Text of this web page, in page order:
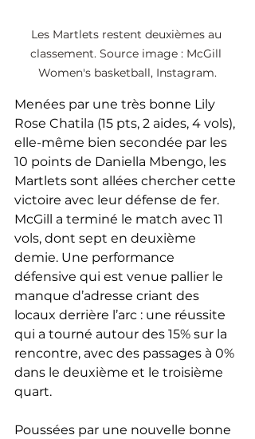
Les Martlets restent deuxièmes au
classement. Source image : McGill
Women's basketball, Instagram.
Menées par une très bonne Lily
Rose Chatila (15 pts, 2 aides, 4 vols),
elle-même bien secondée par les
10 points de Daniella Mbengo, les
Martlets sont allées chercher cette
victoire avec leur défense de fer.
McGill a terminé le match avec 11
vols, dont sept en deuxième
demie. Une performance
défensive qui est venue pallier le
manque d’adresse criant des
locaux derrière l’arc : une réussite
qui a tourné autour des 15% sur la
rencontre, avec des passages à 0%
dans le deuxième et le troisième
quart.
Poussées par une nouvelle bonne